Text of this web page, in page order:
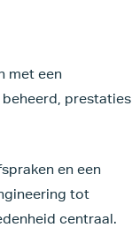
met een
prestaties
en een
tot
centraal.